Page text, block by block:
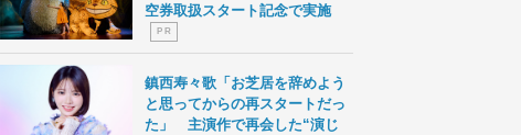
空券取扱スタート記念で実施
P R
鎮西寿々歌「お芝居を辞めよう
と思ってからの再スタートだっ
た」 主演作で再会した“演じ